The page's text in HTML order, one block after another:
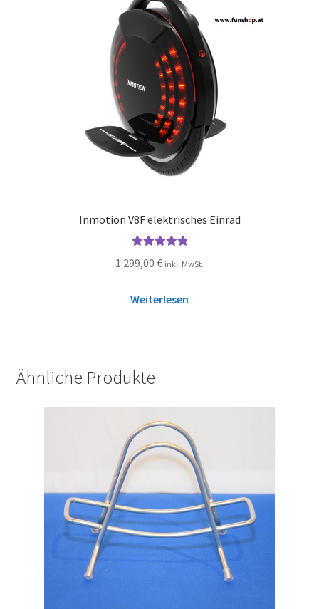
Inmotion V8F elektrisches Einrad
5.00
1.299,00 € inkl. MwSt.
Weiterlesen
Ähnliche Produkte